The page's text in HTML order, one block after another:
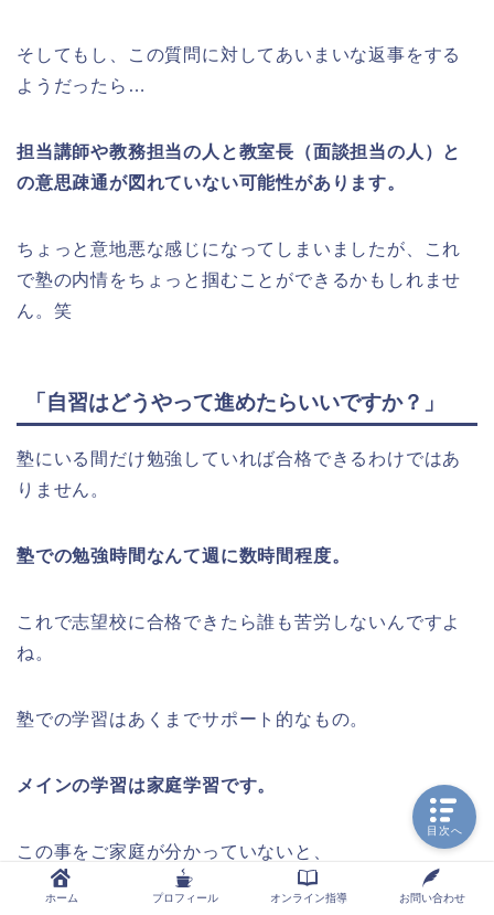
そしてもし、この質問に対してあいまいな返事をする
ようだったら…
担当講師や教務担当の人と教室長（面談担当の人）と
の意思疎通が図れていない可能性があります。
ちょっと意地悪な感じになってしまいましたが、これ
で塾の内情をちょっと掴むことができるかもしれませ
ん。笑
「自習はどうやって進めたらいいですか？」
塾にいる間だけ勉強していれば合格できるわけではあ
りません。
塾での勉強時間なんて週に数時間程度。
これで志望校に合格できたら誰も苦労しないんですよ
ね。
塾での学習はあくまでサポート的なもの。
メインの学習は家庭学習です。
この事をご家庭が分かっていないと、
ホーム プロフィール オンライン指導 お問い合わせ
目次へ